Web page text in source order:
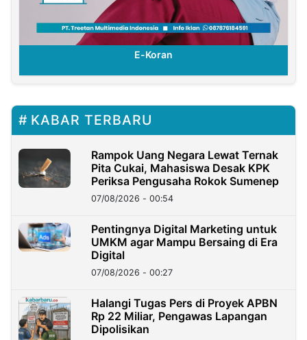
E-Koran
KABAR TERBARU
Rampok Uang Negara Lewat Ternak
Pita Cukai, Mahasiswa Desak KPK
Periksa Pengusaha Rokok Sumenep
07/08/2026 - 00:54
Pentingnya Digital Marketing untuk
UMKM agar Mampu Bersaing di Era
Digital
07/08/2026 - 00:27
Halangi Tugas Pers di Proyek APBN
Rp 22 Miliar, Pengawas Lapangan
Dipolisikan